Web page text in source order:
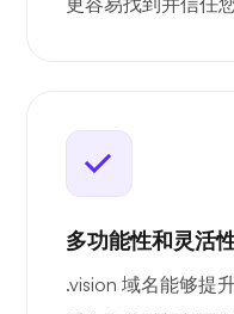
多功能性和灵活
.vision 域名能够提